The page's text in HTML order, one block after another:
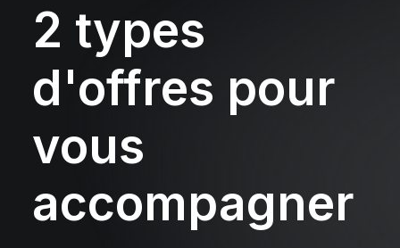
2 types
d'offres pour
vous
accompagner